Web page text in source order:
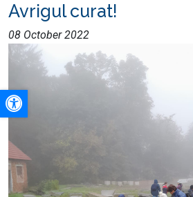
A+
A-
Avrigul curat!
08 October 2022